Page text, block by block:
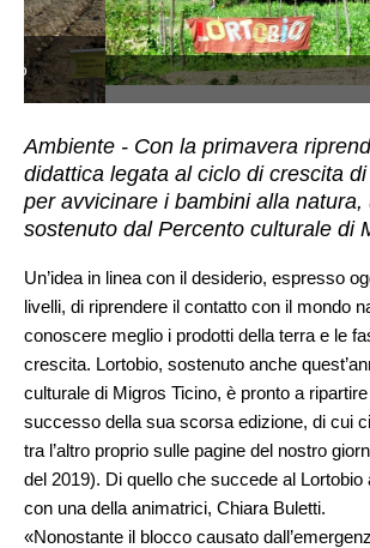
Ambiente - Con la primavera
didattica legata al ciclo di crescita
per avvicinare i bambini alla natura,
sostenuto dal Percento culturale di
Un’idea in linea con il desiderio, espresso
livelli, di riprendere il contatto con il mondo
conoscere meglio i prodotti della terra e le
crescita. Lortobio, sostenuto anche
culturale di Migros Ticino, è pronto a
successo della sua scorsa edizione, di cui
tra l’altro proprio sulle pagine del nostro
del 2019). Di quello che succede al Lortobio
con una della animatrici, Chiara Buletti.
«Nonostante il blocco causato